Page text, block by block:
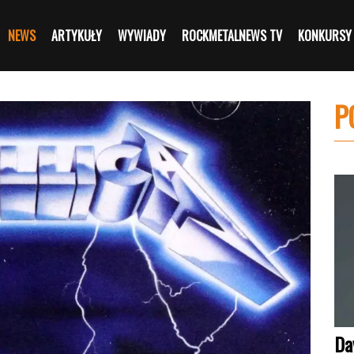
NEWS ARTYKUŁY WYWIADY ROCKMETALNEWS TV KONKURSY